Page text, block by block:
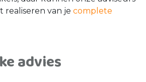
realiseren van je complete
advies